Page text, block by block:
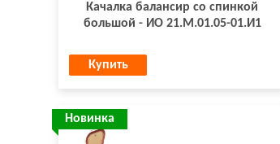
Качалка балансир со спинкой
большой - ИО 21.М.01.05-01.И1
Купить
Новинка